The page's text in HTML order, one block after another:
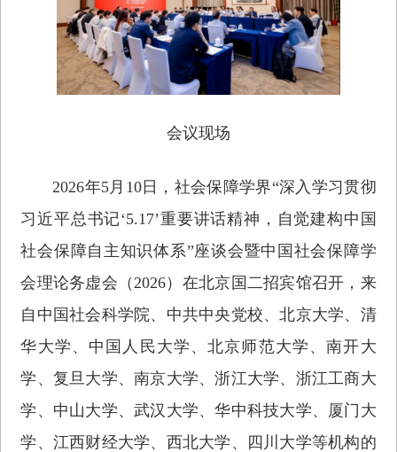
会议现场
2026年5月10日，社会保障学界“深入学习贯彻
习近平总书记‘5.17’重要讲话精神，自觉建构中国
社会保障自主知识体系”座谈会暨中国社会保障学
会理论务虚会（2026）在北京国二招宾馆召开，来
自中国社会科学院、中共中央党校、北京大学、清
华大学、中国人民大学、北京师范大学、南开大
学、复旦大学、南京大学、浙江大学、浙江工商大
学、中山大学、武汉大学、华中科技大学、厦门大
学、江西财经大学、西北大学、四川大学等机构的